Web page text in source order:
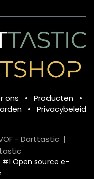
ons • Producten
•
• Privacybeleid
- Darttastic |
#1Open source e-